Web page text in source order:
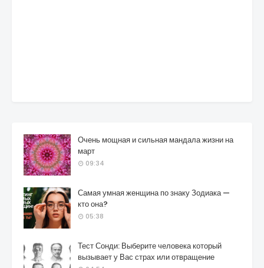
Очень мощная и сильная мандала жизни на
март
09:34
Самая умная женщина по знаку Зодиака —
кто она?
05:38
Тест Сонди: Выберите человека который
вызывает у Вас страх или отвращение